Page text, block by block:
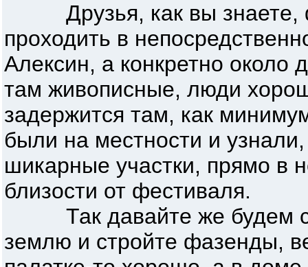
Друзья, как вы знаете,
проходить в
Алексин, а конкретно
там живописные, люди
задержится там, как
были на местности и
шикарные участки, прямо в
близости от фестиваля.
Так давайте же будем
землю и стройте фазенды,